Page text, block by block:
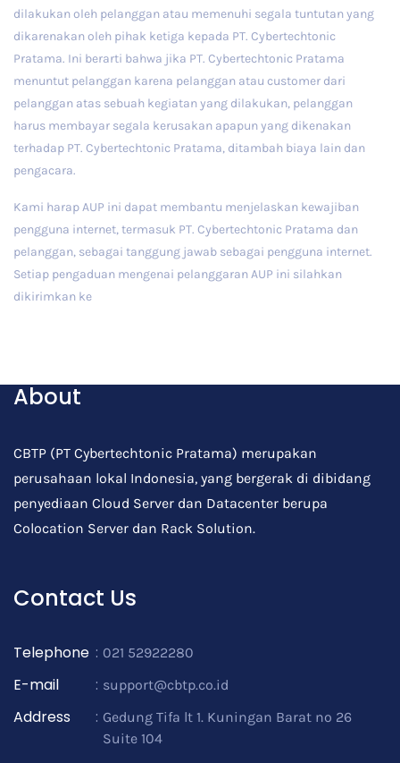
dilakukan oleh pelanggan atau memenuhi segala tuntutan yang
dikarenakan oleh pihak ketiga kepada PT. Cybertechtonic
Pratama. Ini berarti bahwa jika PT. Cybertechtonic Pratama
menuntut pelanggan karena pelanggan atau customer dari
pelanggan atas sebuah kegiatan yang dilakukan, pelanggan
harus membayar segala kerusakan apapun yang dikenakan
terhadap PT. Cybertechtonic Pratama, ditambah biaya lain dan
pengacara.
Kami harap AUP ini dapat membantu menjelaskan kewajiban
pengguna internet, termasuk PT. Cybertechtonic Pratama dan
pelanggan, sebagai tanggung jawab sebagai pengguna internet.
Setiap pengaduan mengenai pelanggaran AUP ini silahkan
dikirimkan ke
About
CBTP (PT Cybertechtonic Pratama) merupakan
perusahaan lokal Indonesia, yang bergerak di dibidang
penyediaan Cloud Server dan Datacenter berupa
Colocation Server dan Rack Solution.
Contact Us
Telephone : 021 52922280
E-mail : support@cbtp.co.id
Address : Gedung Tifa lt 1. Kuningan Barat no 26
Suite 104